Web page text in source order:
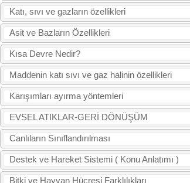
Katı, sıvı ve gazların özellikleri
Asit ve Bazların Özellikleri
Kısa Devre Nedir?
Maddenin katı sıvı ve gaz halinin özellikleri
Karışımları ayırma yöntemleri
EVSEL ATIKLAR-GERİ DÖNÜŞÜM
Canlıların Sınıflandırılması
Destek ve Hareket Sistemi ( Konu Anlatımı )
Bitki ve Hayvan Hücresi Farklılıkları